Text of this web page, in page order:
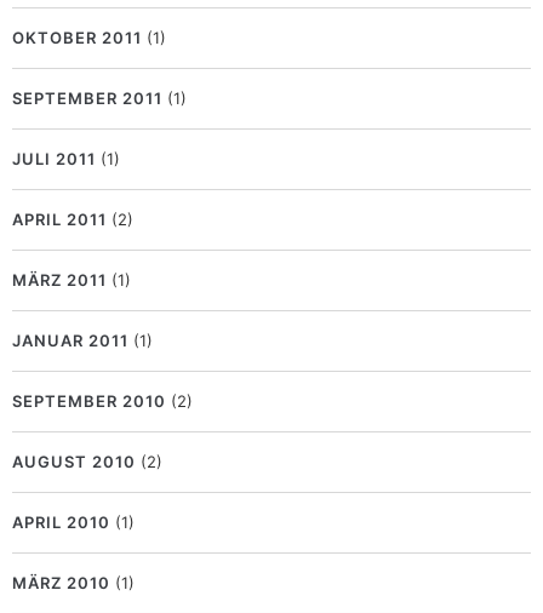
OKTOBER 2011 (1)
SEPTEMBER 2011 (1)
JULI 2011 (1)
APRIL 2011 (2)
MÄRZ 2011 (1)
JANUAR 2011 (1)
SEPTEMBER 2010 (2)
AUGUST 2010 (2)
APRIL 2010 (1)
MÄRZ 2010 (1)